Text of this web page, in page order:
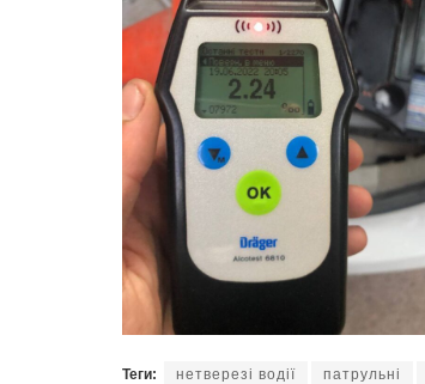
Теги: нетверезі водії патрульні